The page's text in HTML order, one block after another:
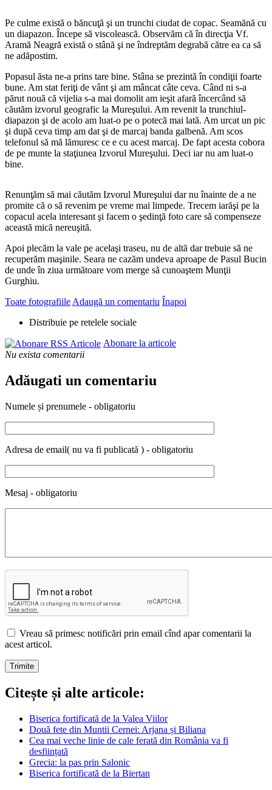
Pe culme există o băncuţă şi un trunchi ciudat de copac. Seamănă cu
un diapazon. Începe să viscolească. Observăm că în direcţia Vf.
Aramă Neagră există o stână şi ne îndreptăm degrabă către ea ca să
ne adăpostim.
Popasul ăsta ne-a prins tare bine. Stâna se prezintă în condiţii foarte
bune. Am stat feriţi de vânt şi am mâncat câte ceva. Când ni s-a
părut nouă că vijelia s-a mai domolit am ieşit afară încercând să
căutăm izvorul geografic la Mureşului. Am revenit la trunchiul-
diapazon şi de acolo am luat-o pe o potecă mai lată. Am urcat un pic
şi după ceva timp am dat şi de marcaj banda galbenă. Am scos
telefonul să mă lămuresc ce e cu acest marcaj. De fapt acesta cobora
de pe munte la staţiunea Izvorul Mureşului. Deci iar nu am luat-o
bine.
Renunţăm să mai căutăm Izvorul Mureşului dar nu înainte de a ne
promite că o să revenim pe vreme mai limpede. Trecem iarăşi pe la
copacul acela interesant şi facem o şedinţă foto care să compenseze
această mică nereuşită.
Apoi plecăm la vale pe acelaşi traseu, nu de altă dar trebuie să ne
recuperăm maşinile. Seara ne cazăm undeva aproape de Pasul Bucin
de unde în ziua următoare vom merge să cunoaştem Munţii
Gurghiu.
Toate fotografiile Adaugă un comentariu Înapoi
Distribuie pe retelele sociale
Abonare la articole
Nu exista comentarii
Adăugati un comentariu
Numele și prenumele - obligatoriu
Adresa de email( nu va fi publicată ) - obligatoriu
Mesaj - obligatoriu
Vreau să primesc notificări prin email cînd apar comentarii la
acest articol.
Citește și alte articole:
Biserica fortificată de la Valea Viilor
Două fete din Muntii Cernei: Arjana și Biliana
Cea mai veche linie de cale ferată din România va fi
desființată
Grecia: la pas prin Salonic
Biserica fortificată de la Biertan